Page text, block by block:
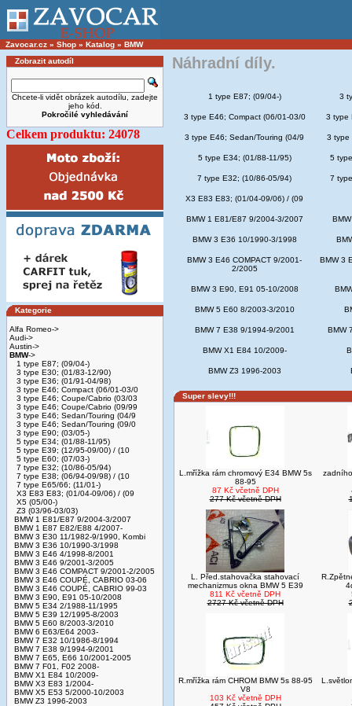
Zavocar.cz » Shop » Katalog » BMW
Zobrazit autodíl
Chcete-li vidět obrázek autodílu, zadejte
jeho kód.
Pokročilé vyhledávání
Celkem produktu: 24078
Kategorie
Alfa Romeo->
Audi->
Austin->
BMW->
1 type E87; (09/04-)
3 type E30; (01/83-12/90)
3 type E36; (01/91-04/98)
3 type E46; Compact (06/01-03/0
3 type E46; Coupe/Cabrio (03/03
3 type E46; Coupe/Cabrio (09/99
3 type E46; Sedan/Touring (04/9
3 type E46; Sedan/Touring (09/0
3 type E90; (03/05-)
5 type E34; (01/88-11/95)
5 type E39; (12/95-09/00) / (10
5 type E60; (07/03-)
7 type E32; (10/86-05/94)
7 type E38; (06/94-09/98) / (10
7 type E65/66; (11/01-)
X3 E83 E83; (01/04-09/06) / (09
X5 (05/00-)
Z3 (03/96-03/03)
BMW 1 E81/E87 9/2004-3/2007
BMW 1 E87 E82/E88 4/2007-
BMW 3 E30 11/1982-9/1990, Kombi
BMW 3 E36 10/1990-3/1998
BMW 3 E46 4/1998-8/2001
BMW 3 E46 9/2001-3/2005
BMW 3 E46 COMPACT 9/2001-2/2005
BMW 3 E46 COUPÉ, CABRIO 03-06
BMW 3 E46 COUPÉ, CABRIO 99-03
BMW 3 E90, E91 05-10/2008
BMW 5 E34 2/1988-11/1995
BMW 5 E39 12/1995-8/2003
BMW 5 E60 8/2003-3/2010
BMW 6 E63/E64 2003-
BMW 7 E32 10/1986-8/1994
BMW 7 E38 9/1994-9/2001
BMW 7 E65, E66 10/2001-2005
BMW 7 F01, F02 2008-
BMW X1 E84 10/2009-
BMW X3 E83 1/2004-
BMW X5 E53 5/2000-10/2003
BMW Z3 1996-2003
Náhradní díly.
1 type E87; (09/04-) 3
3 type E46; Compact (06/01-03/0 3 type
3 type E46; Sedan/Touring (04/9 3 type
5 type E34; (01/88-11/95) 5
7 type E32; (10/86-05/94) 7
X3 E83 E83; (01/04-09/06) / (09
BMW 1 E81/E87 9/2004-3/2007
BMW 3 E36 10/1990-3/1998
BMW 3 E46 COMPACT 9/2001-
2/2005
BMW 3
BMW 3 E90, E91 05-10/2008
BMW 5 E60 8/2003-3/2010
BMW 7 E38 9/1994-9/2001 BMW
BMW X1 E84 10/2009-
BMW Z3 1996-2003
Super slevy!!!
L.mřížka rám chromový E34 BMW 5s
88-95
87 Kč včetně DPH
277 Kč včetně DPH
L. Před.stahovačka stahovací
mechanizmus okna BMW 5 E39
811 Kč včetně DPH
2727 Kč včetně DPH
R.mřížka rám CHROM BMW 5s 88-95
V8
103 Kč včetně DPH